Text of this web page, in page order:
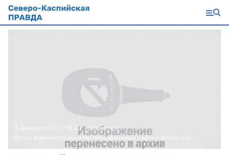
4 февраля 2022, 18:20
Общество
Администрация МО «Икрянинский район»